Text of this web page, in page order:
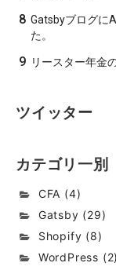
8 Gatsbyブログに
た。
9 リースター年金
ツイッター
カテゴリ一別
CFA (4)
Gatsby (29)
Shopify (8)
WordPress (2)